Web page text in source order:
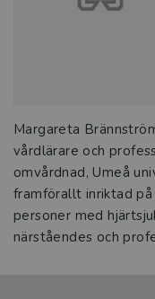
Margareta
vårdlärare och
omvårdnad, Umeå
framförallt inriktad
personer med
närståendes och